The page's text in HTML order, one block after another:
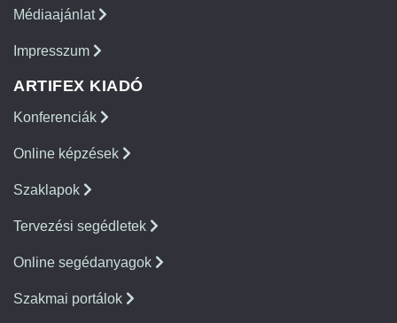
Médiaajánlat
Impresszum
ARTIFEX KIADÓ
Konferenciák
Online képzések
Szaklapok
Tervezési segédletek
Online segédanyagok
Szakmai portálok